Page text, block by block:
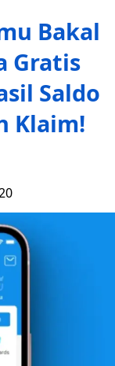
Bakal
Gratis
Saldo
Klaim!